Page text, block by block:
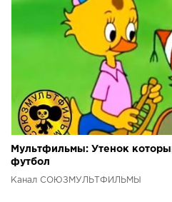
Мультфильмы: Утенок
футбол
Канал СОЮЗМУЛЬТФИЛЬМЫ